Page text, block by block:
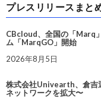
プレスリリースまと
CBcloud、全国の「Marq
ム「MarqGO」開始
2026年8月5日
株式会社Univearth、倉吉
ネットワークを拡大〜